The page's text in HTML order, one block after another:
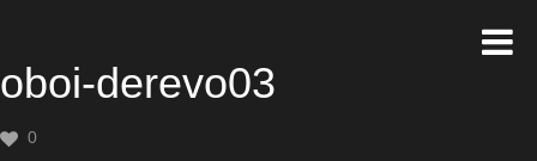
oboi-derevo03
0